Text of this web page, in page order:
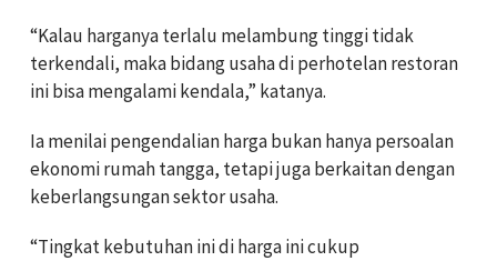
“Kalau harganya terlalu melambung tinggi tidak
terkendali, maka bidang usaha di perhotelan restoran
ini bisa mengalami kendala,” katanya.
Ia menilai pengendalian harga bukan hanya persoalan
ekonomi rumah tangga, tetapi juga berkaitan dengan
keberlangsungan sektor usaha.
“Tingkat kebutuhan ini di harga ini cukup